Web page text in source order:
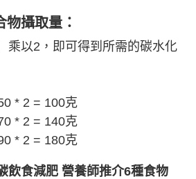
物攝取量：
乘以2，即可得到所需的碳水化
* 2 = 100克
* 2 = 140克
* 2 = 180克
飲食減肥 營養師推介6種食物